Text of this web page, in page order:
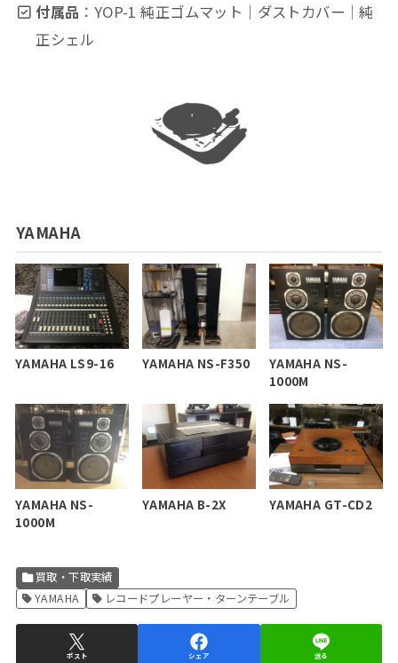
付属品 ：YOP-1 純正ゴムマット｜ダストカバー｜純
正シェル
YAMAHA
YAMAHA LS9-16 YAMAHA NS-F350
YAMAHA NS-
1000M
YAMAHA NS-
1000M
YAMAHA B-2X YAMAHA GT-CD2
買取・下取実績
YAMAHA
レコードプレーヤー・ターンテーブル
ポスト シェア 送る